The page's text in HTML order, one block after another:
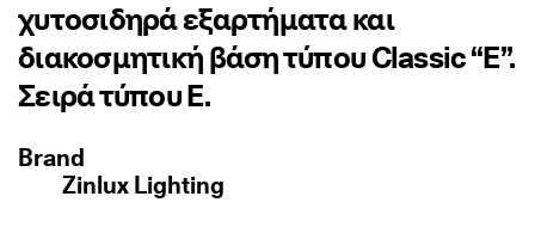
χυτοσιδηρά εξαρτήματα και
διακοσμητική βάση τύπου Classic ‘‘E’’.
Σειρά τύπου Ε.
Brand
Zinlux Lighting